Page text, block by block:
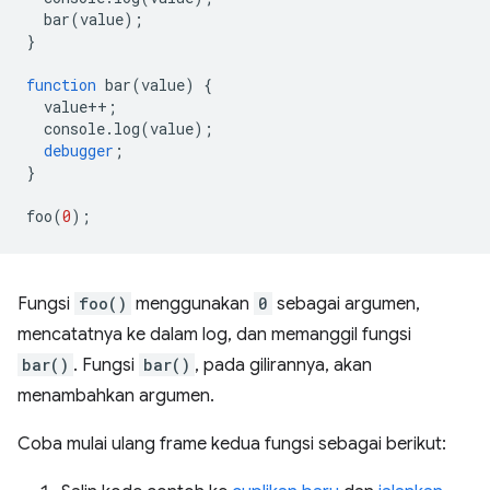
bar(value);
}
function bar(value)
{
value++ ;
console. log(value);
debugger ;
}
foo(0);
Fungsi foo() menggunakan 0 sebagai argumen,
mencatatnya ke dalam log, dan memanggil fungsi
bar() . Fungsi bar() , pada gilirannya, akan
menambahkan argumen.
Coba mulai ulang frame kedua fungsi sebagai berikut: